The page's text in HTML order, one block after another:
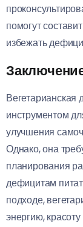
помогут
избежать
Вегетарианская
инструментом
улучшения
Однако, она
планирования
дефицитам
подходе,
энергию,